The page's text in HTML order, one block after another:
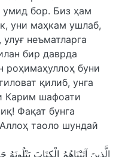
умид бор. Биз ҳам
уни маҳкам ушлаб,
неъматларга
бир даврда
буни
қилиб, унга
Карим шафоати
Фақат бунга
таоло шундай
الَّذِينَ آتَيْنَاهُمُ الْكِتَابَ